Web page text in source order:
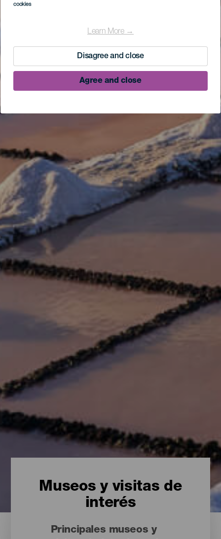
cookies
Learn More →
Disagree and close
Agree and close
Museos y visitas de
interés
Principales museos y